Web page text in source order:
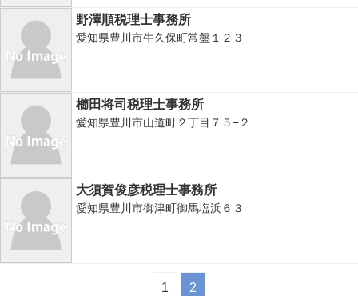
野澤順税理士事務所
愛知県豊川市牛久保町常盤１２３
櫛田将司税理士事務所
愛知県豊川市山道町２丁目７５−２
大須賀俊彦税理士事務所
愛知県豊川市御津町御馬塩浜６３
1 2